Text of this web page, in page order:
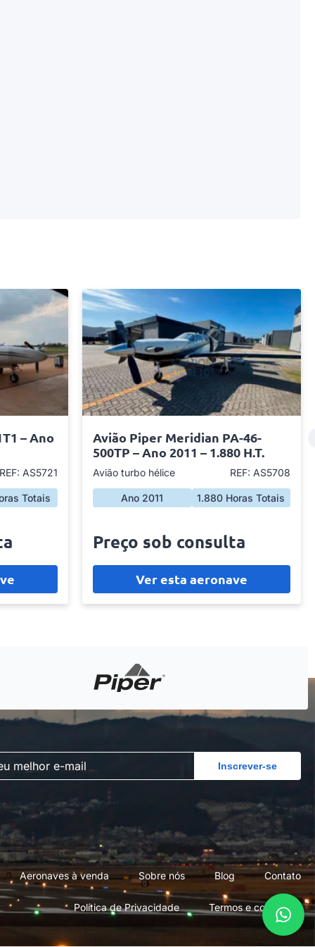
– Ano
REF: AS5721
Totais
Avião Piper Meridian PA-46-
500TP – Ano 2011 – 1.880 H.T.
Avião turbo hélice REF: AS5708
Ano 2011 1.880 Horas Totais
Ver esta aeronave
Preço sob consulta
Inscrever-se
Aeronaves à venda Sobre nós Blog Contato
Política de Privacidade Termos e condições